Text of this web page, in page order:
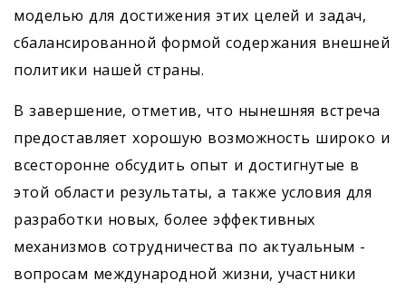
моделью для дос­тижения этих целей и задач,
сбалансированной формой содержания внешней
политики нашей страны.
В завершение, отметив, что нынешняя встреча
предоставляет хорошую возможность широко и
всесторонне обсудить опыт и достигнутые в
этой области результаты, а также условия для
разработки новых, более эффективных
механизмов сотрудничества по актуальным ­
вопросам международной жизни, участники